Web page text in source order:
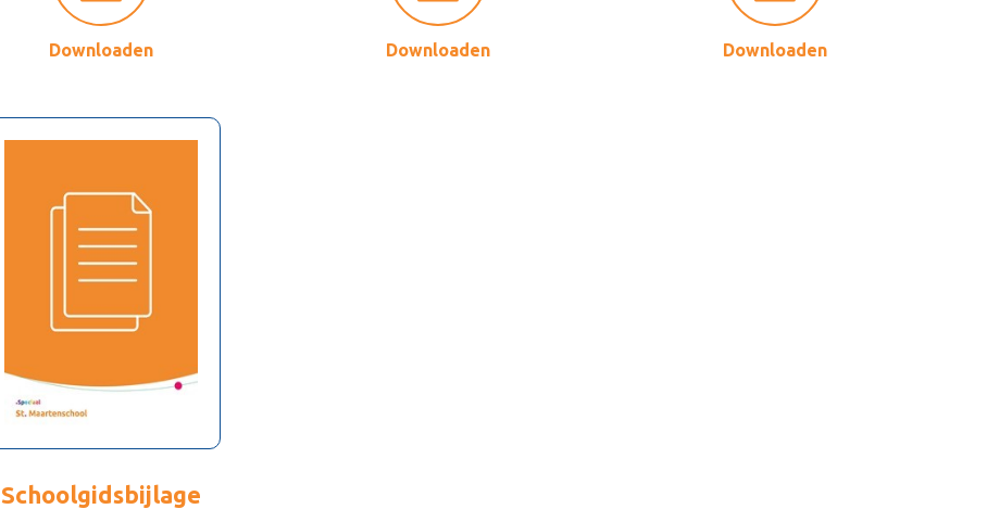
Downloaden Downloaden Downloaden
Schoolgidsbijlage